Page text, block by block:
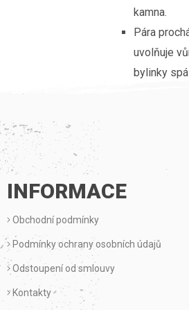
kamna.
Pára
uvolňuje
bylinky
Z
Á
P
T
Í
INFORMACE
Obchodní podmínky
Podmínky ochrany osobních údajů
Odstoupení od smlouvy
Kontakty